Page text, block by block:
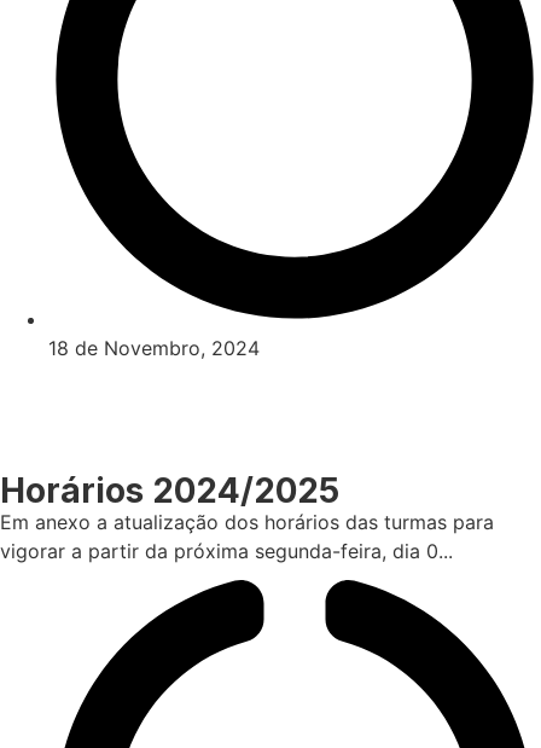
18 de Novembro, 2024
Horários 2024/2025
Em anexo a atualização dos horários das turmas para
vigorar a partir da próxima segunda-feira, dia 0...